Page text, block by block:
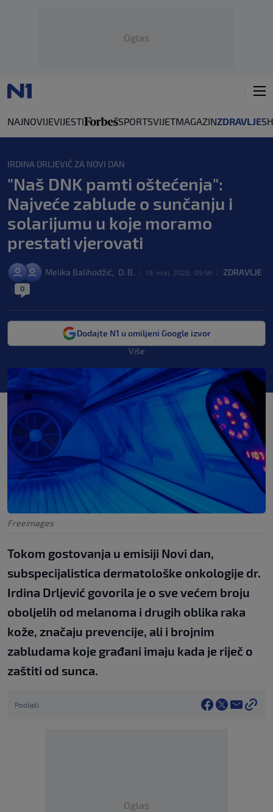
Oglas
NAJNOVIJEVIJESTI SPORTSVIJETMAGAZINZDRAVLJE
IRDINA DRLJEVIĆ ZA NOVI DAN
"Naš DNK pamti oštećenja":
Najveće zablude o sunčanju i
solarijumu u koje moramo
prestati vjerovati
Melika Balihodžić, D. B. 19. maj. 2026. 09:56 ZDRAVLJE
0
Dodajte N1 u omiljeni Google izvor
Više
Freeimages
Tokom gostovanja u emisiji Novi dan,
subspecijalistica dermatološke onkologije dr.
Irdina Drljević govorila je o sve većem broju
oboljelih od melanoma i drugih oblika raka
kože, značaju prevencije, ali i brojnim
zabludama koje građani imaju kada je riječ o
zaštiti od sunca.
Podijeli
Oglas